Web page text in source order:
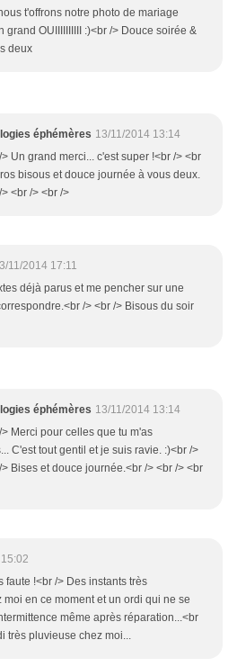
t'offrons notre photo de mariage
grand OUIIIIIIIIII :)<br /> Douce soirée &
deux
éphémères 13/11/2014 13:14
Un grand merci... c'est super !<br /> <br
bisous et douce journée à vous deux.
<br /> <br />
11/2014 17:11
déjà parus et me pencher sur une
/> <br /> Bisous du soir
éphémères 13/11/2014 13:14
> Merci pour celles que tu m'as
C'est tout gentil et je suis ravie. :)<br />
Bises et douce journée.<br /> <br /> <br
faute !<br /> Des instants très
moi en ce moment et un ordi qui ne se
même après réparation...<br
très pluvieuse chez moi...